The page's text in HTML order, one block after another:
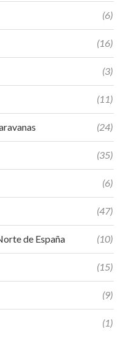
(6)
(16)
(3)
(11)
(24)
(35)
(6)
(47)
de España (10)
(15)
(9)
(1)